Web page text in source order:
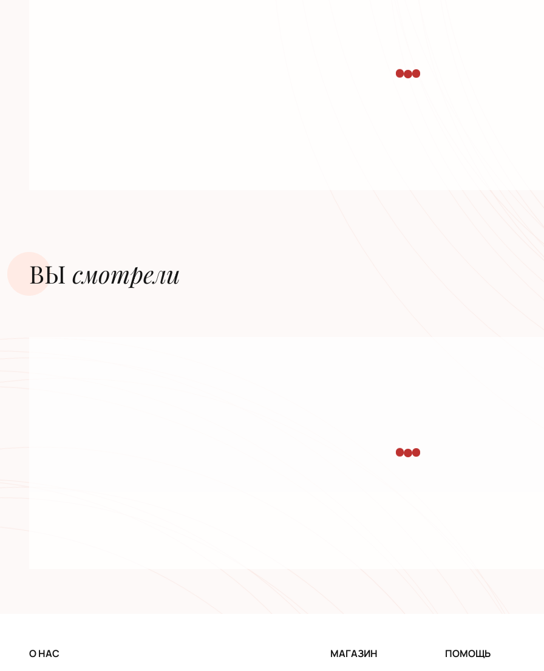
ВЫ смотрели
О НАС МАГАЗИН ПОМОЩЬ